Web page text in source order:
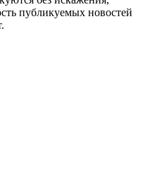
публикуемых новостей